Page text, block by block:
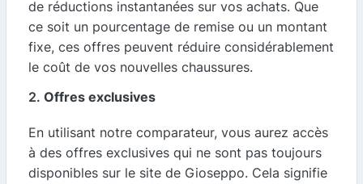
de réductions instantanées sur vos achats. Que
ce soit un pourcentage de remise ou un montant
fixe, ces offres peuvent réduire considérablement
le coût de vos nouvelles chaussures.
2. Offres exclusives
En utilisant notre comparateur, vous aurez accès
à des offres exclusives qui ne sont pas toujours
disponibles sur le site de Gioseppo. Cela signifie